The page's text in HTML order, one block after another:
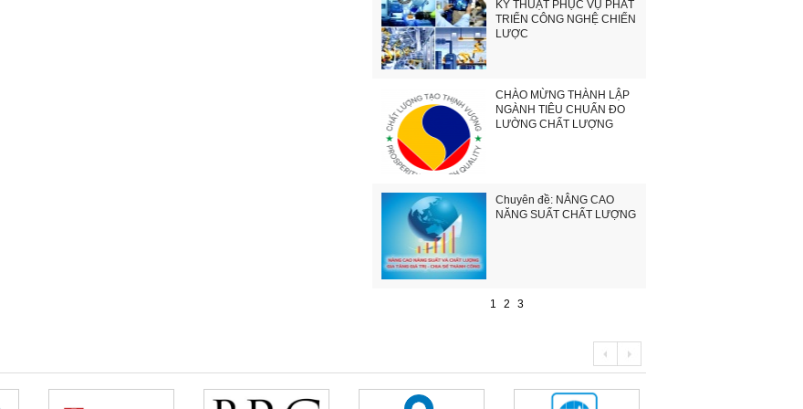
KỸ THUẬT PHỤC VỤ PHÁT
TRIỂN CÔNG NGHỆ CHIẾN
LƯỢC
CHÀO MỪNG THÀNH LẬP
NGÀNH TIÊU CHUẨN ĐO
LƯỜNG CHẤT LƯỢNG
Chuyên đề: NÂNG CAO
NĂNG SUẤT CHẤT LƯỢNG
1 2 3